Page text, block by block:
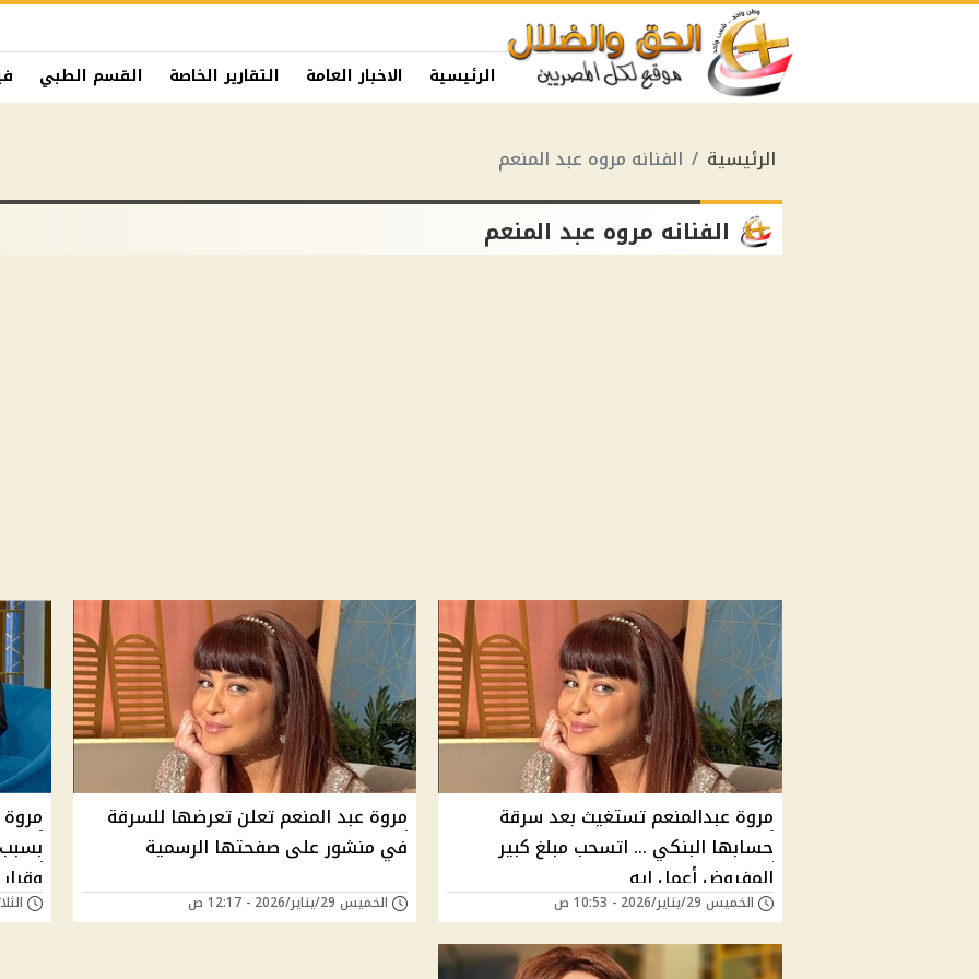
الرئيسية الاخبار العامة التقارير الخاصة القسم الطبي
الرئيسية الفنانه مروه عبد المنعم
الفنانه مروه عبد المنعم
مروة عبدالمنعم تستغيث بعد سرقة
حسابها البنكي ... اتسحب مبلغ كبير
المفروض أعمل ايه
الخميس 29/يناير/2026 - 10:53 ص
مروة عبد المنعم تعلن تعرضها للسرقة
في منشور على صفحتها الرسمية
الخميس 29/يناير/2026 - 12:17 ص الثلاثاء 27/